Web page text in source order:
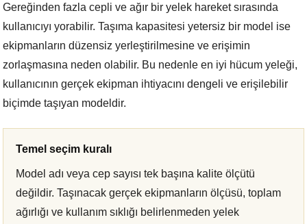
Gereğinden fazla cepli ve ağır bir yelek hareket sırasında
kullanıcıyı yorabilir. Taşıma kapasitesi yetersiz bir model ise
ekipmanların düzensiz yerleştirilmesine ve erişimin
zorlaşmasına neden olabilir. Bu nedenle en iyi hücum yeleği,
kullanıcının gerçek ekipman ihtiyacını dengeli ve erişilebilir
biçimde taşıyan modeldir.
Temel seçim kuralı
Model adı veya cep sayısı tek başına kalite ölçütü
değildir. Taşınacak gerçek ekipmanların ölçüsü, toplam
ağırlığı ve kullanım sıklığı belirlenmeden yelek